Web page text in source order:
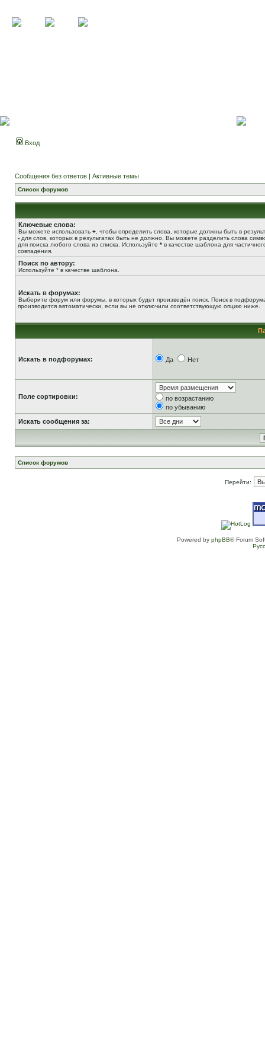
Вход
Сообщения без ответов | Активные темы
Список форумов
Ключевые слова:
Вы можете использовать + , чтобы определить слова, которые должны быть в
- для слов, которых в результатах быть не должно. Вы можете разделить слова
для поиска любого слова из списка. Используйте * в качестве шаблона для
совпадения.
Поиск по автору:
Используйте * в качестве шаблона.
Искать в форумах:
Выберите форум или форумы, в которых будет произведён поиск. Поиск в
производится автоматически, если вы не отключили соответствующую опцию ниже.
Искать в подфорумах: Да Нет
Поле сортировки:
по возрастанию
по убыванию
Искать сообщения за:
Список форумов
Перейти:
Powered by phpBB® Forum